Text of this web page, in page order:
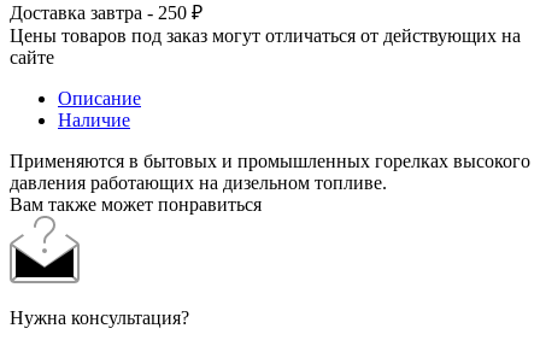
Доставка завтра - 250 ₽
Цены товаров под заказ могут отличаться от действующих на
сайте
Описание
Наличие
Применяются в бытовых и промышленных горелках высокого
давления работающих на дизельном топливе.
Вам также может понравиться
Нужна консультация?